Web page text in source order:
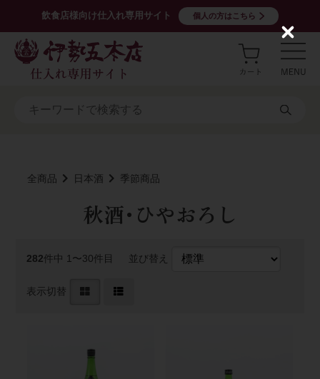
飲食店様向け仕入れ専用サイト 個人の方はこちら
全商品 日本酒 季節商品
秋酒･ひやおろし
282件中 1〜30件目 並び替え
表示切替
C
l
s